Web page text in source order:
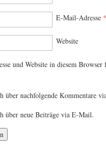
E-Mail-Adresse *
Website
und Website in diesem Browser
über nachfolgende Kommentare
über neue Beiträge via E-Mail.